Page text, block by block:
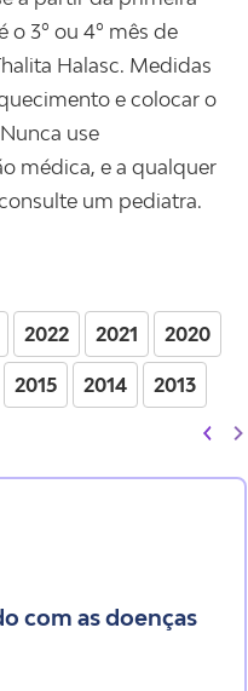
3º ou 4º mês de
Halasc. Medidas
e colocar o
use
médica, e a qualquer
um pediatra.
2022 2021 2020
2015 2014 2013